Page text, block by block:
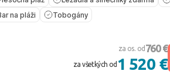
na pláži
Tobogány
za os. od 760 €
za všetkých od 1 520 €